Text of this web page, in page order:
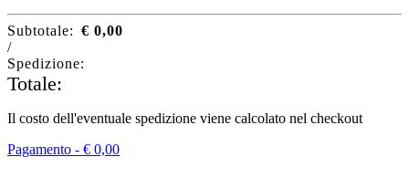
Subtotale: € 0,00
/
Spedizione:
Totale:
Il costo dell'eventuale spedizione viene calcolato nel checkout
Pagamento - € 0,00